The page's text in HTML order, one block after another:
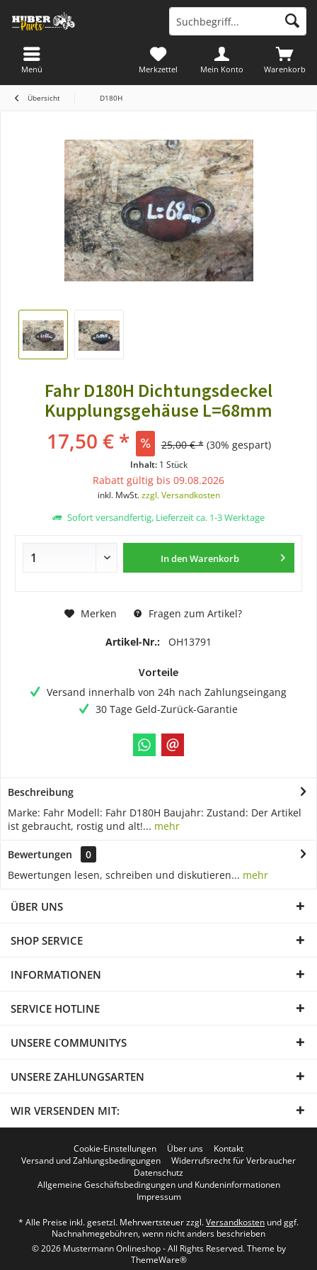
Warenkorb
Merkzettel Mein Konto
Menü
Übersicht D180H
Fahr D180H Dichtungsdeckel
Kupplungsgehäuse L=68mm
17,50 € * 25,00 € * (30% gespart)
Inhalt: 1 Stück
Rabatt gültig bis 09.08.2026
inkl. MwSt.zzgl. Versandkosten
Sofort versandfertig, Lieferzeit ca. 1-3 Werktage
In denWarenkorb
Merken Fragen zum Artikel?
Artikel-Nr.: OH13791
Vorteile
Versand innerhalb von 24h nach Zahlungseingang
30 Tage Geld-Zurück-Garantie
Beschreibung
Marke: Fahr Modell: Fahr D180H Baujahr: Zustand: Der Artikel
ist gebraucht, rostig und alt!... mehr
Bewertungen
0
Bewertungen lesen, schreiben und diskutieren... mehr
ÜBER UNS
SHOP SERVICE
INFORMATIONEN
SERVICE HOTLINE
UNSERE COMMUNITYS
UNSERE ZAHLUNGSARTEN
WIR VERSENDEN MIT:
Cookie-Einstellungen Über uns
Kontakt
Versand und Zahlungsbedingungen
Widerrufsrecht für Verbraucher
Datenschutz
Allgemeine Geschäftsbedingungen und Kundeninformationen
Impressum
* Alle Preise inkl. gesetzl. Mehrwertsteuer zzgl.Versandkosten und ggf.
Nachnahmegebühren, wenn nicht anders beschrieben
© 2026 Mustermann Onlineshop - All Rights Reserved. Theme by
ThemeWare®